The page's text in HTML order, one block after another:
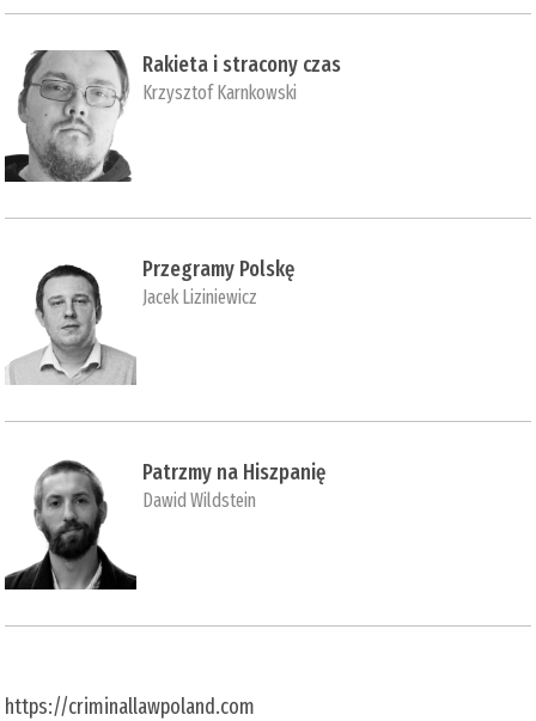
Rakieta i stracony czas
Krzysztof Karnkowski
Przegramy Polskę
Jacek Liziniewicz
Patrzmy na Hiszpanię
Dawid Wildstein
https://criminallawpoland.com